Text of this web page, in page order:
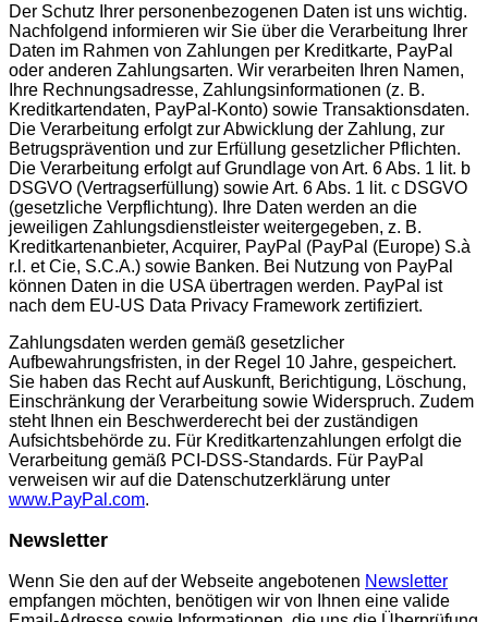
Der Schutz Ihrer personenbezogenen Daten ist uns wichtig.
Nachfolgend informieren wir Sie über die Verarbeitung Ihrer
Daten im Rahmen von Zahlungen per Kreditkarte, PayPal
oder anderen Zahlungsarten. Wir verarbeiten Ihren Namen,
Ihre Rechnungsadresse, Zahlungsinformationen (z. B.
Kreditkartendaten, PayPal-Konto) sowie Transaktionsdaten.
Die Verarbeitung erfolgt zur Abwicklung der Zahlung, zur
Betrugsprävention und zur Erfüllung gesetzlicher Pflichten.
Die Verarbeitung erfolgt auf Grundlage von Art. 6 Abs. 1 lit. b
DSGVO (Vertragserfüllung) sowie Art. 6 Abs. 1 lit. c DSGVO
(gesetzliche Verpflichtung). Ihre Daten werden an die
jeweiligen Zahlungsdienstleister weitergegeben, z. B.
Kreditkartenanbieter, Acquirer, PayPal (PayPal (Europe) S.à
r.l. et Cie, S.C.A.) sowie Banken. Bei Nutzung von PayPal
können Daten in die USA übertragen werden. PayPal ist
nach dem EU-US Data Privacy Framework zertifiziert.
Zahlungsdaten werden gemäß gesetzlicher
Aufbewahrungsfristen, in der Regel 10 Jahre, gespeichert.
Sie haben das Recht auf Auskunft, Berichtigung, Löschung,
Einschränkung der Verarbeitung sowie Widerspruch. Zudem
steht Ihnen ein Beschwerderecht bei der zuständigen
Aufsichtsbehörde zu. Für Kreditkartenzahlungen erfolgt die
Verarbeitung gemäß PCI-DSS-Standards. Für PayPal
verweisen wir auf die Datenschutzerklärung unter
www.PayPal.com.
Newsletter
Wenn Sie den auf der Webseite angebotenen Newsletter
empfangen möchten, benötigen wir von Ihnen eine valide